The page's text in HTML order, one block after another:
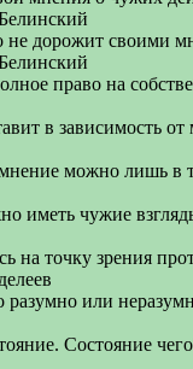
не дорожит своими
право на
в зависимость
можно лишь в
иметь чужие
на точку зрения
разумно или
Состояние